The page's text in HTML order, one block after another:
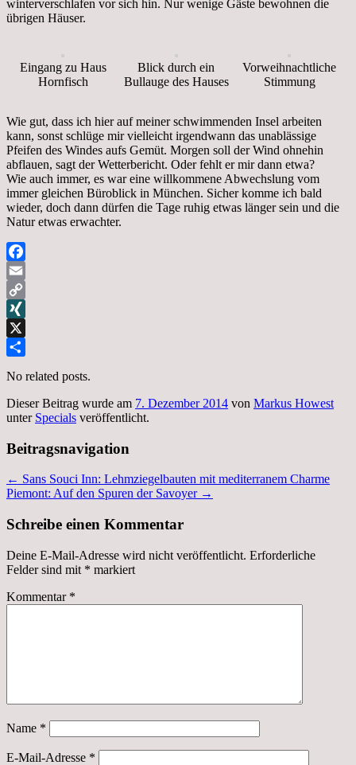
winterverschlafen vor sich hin. Nur wenige Gäste bewohnen die
übrigen Häuser.
Eingang zu Haus
Hornfisch
Blick durch ein
Bullauge des Hauses
Vorweihnachtliche
Stimmung
Wie gut, dass ich hier auf meiner schwimmenden Insel arbeiten
kann, sonst schlüge mir vielleicht irgendwann das unablässige
Pfeifen des Windes aufs Gemüt. Morgen soll der Wind ohnehin
abflauen, sagt der Wetterbericht. Oder fehlt er mir dann etwa?
Wie auch immer, es war eine willkommene Abwechslung vom
immer gleichen Büroblick in München. Sicher komme ich bald
wieder, doch dann dürfen die Tage ruhig etwas länger sein und die
Natur etwas erwachter.
Facebook
Email
Copy
Link
XING
X
No related posts.
Dieser Beitrag wurde am 7. Dezember 2014 von Markus Howest
unter Specials veröffentlicht.
Beitragsnavigation
← Sans Souci Inn: Lehmziegelbauten mit mediterranem Charme
Piemont: Auf den Spuren der Savoyer →
Schreibe einen Kommentar
Deine E-Mail-Adresse wird nicht veröffentlicht. Erforderliche
Felder sind mit * markiert
Kommentar *
Name *
E-Mail-Adresse *